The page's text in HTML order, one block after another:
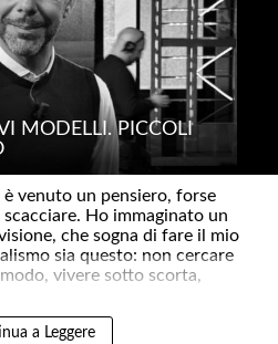
MODELLI. PICCOLI
è venuto un pensiero, forse
Ho immaginato un
che sogna di fare il mio
sia questo: non cercare
vivere sotto scorta,
a Leggere